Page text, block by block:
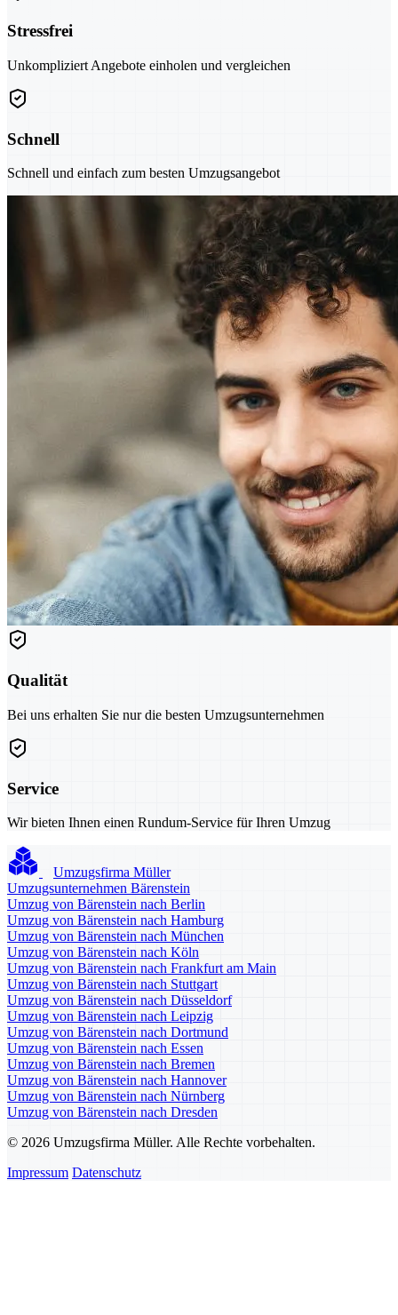
Stressfrei
Unkompliziert Angebote einholen und vergleichen
Schnell
Schnell und einfach zum besten Umzugsangebot
Qualität
Bei uns erhalten Sie nur die besten Umzugsunternehmen
Service
Wir bieten Ihnen einen Rundum-Service für Ihren Umzug
Umzugsfirma Müller
Umzugsunternehmen Bärenstein
Umzug von Bärenstein nach Berlin
Umzug von Bärenstein nach Hamburg
Umzug von Bärenstein nach München
Umzug von Bärenstein nach Köln
Umzug von Bärenstein nach Frankfurt am Main
Umzug von Bärenstein nach Stuttgart
Umzug von Bärenstein nach Düsseldorf
Umzug von Bärenstein nach Leipzig
Umzug von Bärenstein nach Dortmund
Umzug von Bärenstein nach Essen
Umzug von Bärenstein nach Bremen
Umzug von Bärenstein nach Hannover
Umzug von Bärenstein nach Nürnberg
Umzug von Bärenstein nach Dresden
© 2026 Umzugsfirma Müller. Alle Rechte vorbehalten.
Impressum Datenschutz